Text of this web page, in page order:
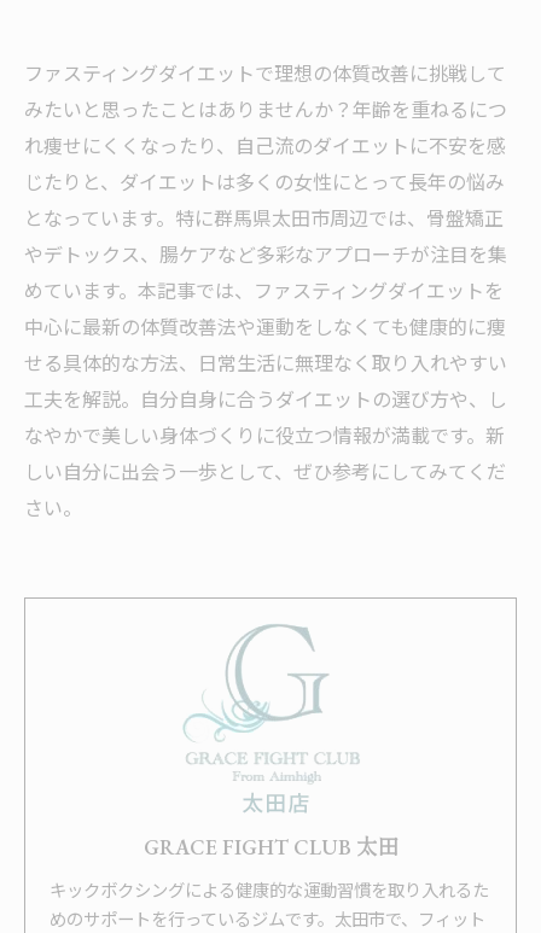
ファスティングダイエットで理想の体質改善に挑戦して
みたいと思ったことはありませんか？年齢を重ねるにつ
れ痩せにくくなったり、自己流のダイエットに不安を感
じたりと、ダイエットは多くの女性にとって長年の悩み
となっています。特に群馬県太田市周辺では、骨盤矯正
やデトックス、腸ケアなど多彩なアプローチが注目を集
めています。本記事では、ファスティングダイエットを
中心に最新の体質改善法や運動をしなくても健康的に痩
せる具体的な方法、日常生活に無理なく取り入れやすい
工夫を解説。自分自身に合うダイエットの選び方や、し
なやかで美しい身体づくりに役立つ情報が満載です。新
しい自分に出会う一歩として、ぜひ参考にしてみてくだ
さい。
GRACE FIGHT CLUB 太田
キックボクシングによる健康的な運動習慣を取り入れるた
めのサポートを行っているジムです。太田市で、フィット